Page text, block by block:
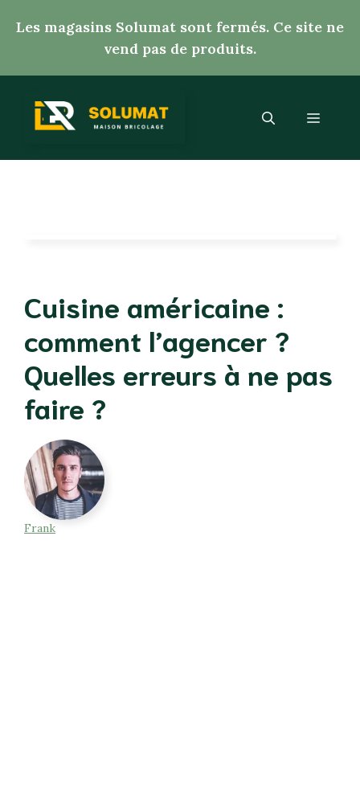
Les magasins Solumat sont fermés. Ce site ne
vend pas de produits.
Menu
Cuisine américaine :
comment l’agencer ?
Quelles erreurs à ne pas
faire ?
Frank